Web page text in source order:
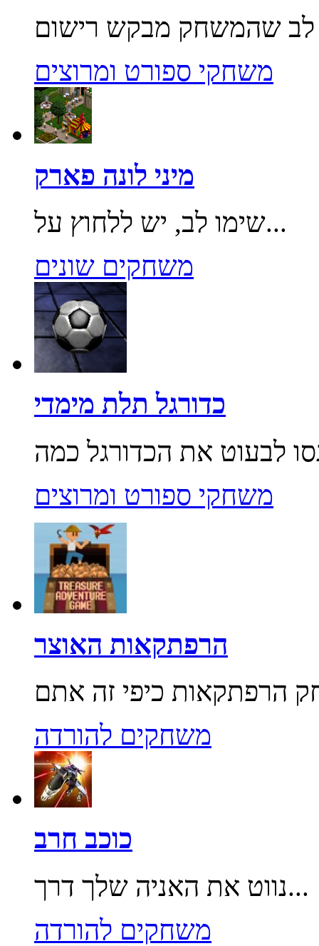
משחקי ספורט ומרוצים
מיני לונה פארק
שימו לב, יש ללחוץ על...
משחקים שונים
כדורגל תלת מימדי
משחקי ספורט ומרוצים
הרפתקאות האוצר
משחקים להורדה
כוכב חרב
נווט את האניה שלך דרך...
משחקים להורדה